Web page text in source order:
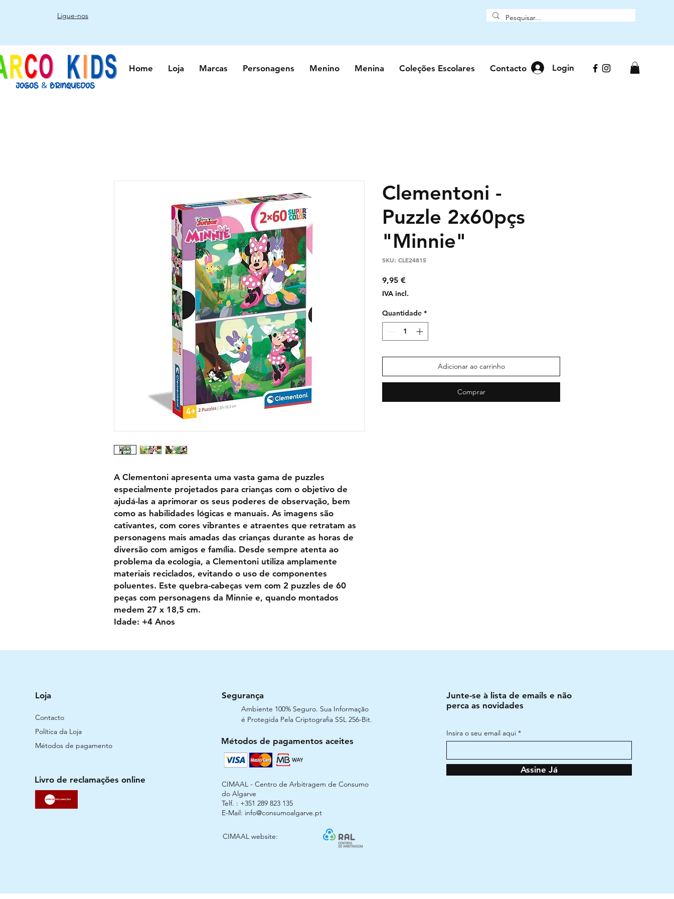
Ligue-nos
Home Loja Marcas Personagens Menino Menina Coleções Escolares Contacto Login
A Clementoni apresenta uma vasta gama de puzzles
especialmente projetados para crianças com o objetivo de
ajudá-las a aprimorar os seus poderes de observação, bem
como as habilidades lógicas e manuais. As imagens são
cativantes, com cores vibrantes e atraentes que retratam as
personagens mais amadas das crianças durante as horas de
diversão com amigos e família. Desde sempre atenta ao
problema da ecologia, a Clementoni utiliza amplamente
materiais reciclados, evitando o uso de componentes
poluentes. Este quebra-cabeças vem com 2 puzzles de 60
peças com personagens da Minnie e, quando montados
medem 27 x 18,5 cm.
Idade: +4 Anos
Clementoni -
Puzzle 2x60pçs
"Minnie"
SKU: CLE24815
9,95 €Preço
IVA incl.
Quantidade *
Adicionar ao carrinho
Comprar
Loja
Contacto
Política da Loja
Métodos de pagamento
Livro de reclamações online
Segurança
Ambiente 100% Seguro. Sua Informação
é Protegida Pela Criptografia SSL 256-Bit.
Métodos de pagamentos aceites
CIMAAL - Centro de Arbitragem de Consumo
do Algarve
Telf. : +351 289 823 135
E-Mail: info@consumoalgarve.pt
CIMAAL website:
Junte-se à lista de emails e não
perca as novidades
Insira o seu email aqui
Assine Já